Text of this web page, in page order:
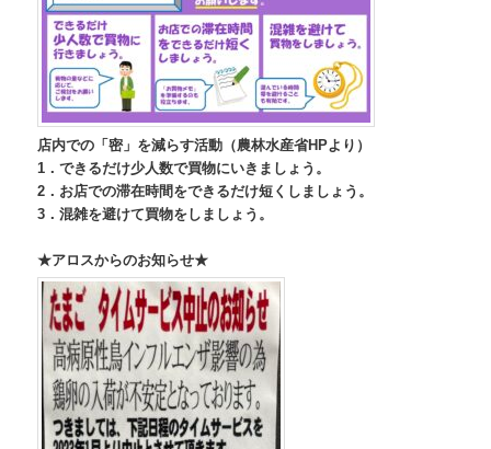
店内での「密」を減らす活動（農林水産省HPより）
1．できるだけ少人数で買物にいきましょう。
2．お店での滞在時間をできるだけ短くしましょう。
3．混雑を避けて買物をしましょう。
★アロスからのお知らせ★